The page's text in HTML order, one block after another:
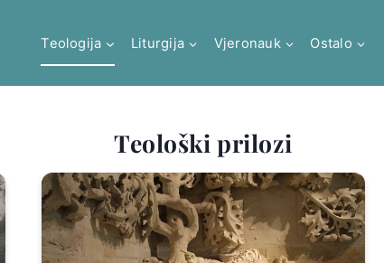
Teologija Liturgija Vjeronauk Ostalo
Teološki prilozi